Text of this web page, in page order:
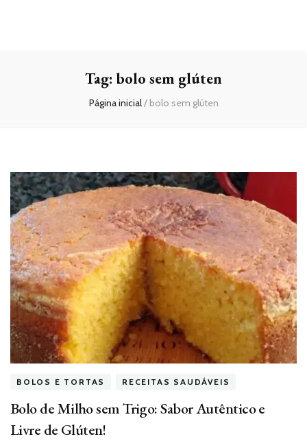
Tag: bolo sem glúten
Página inicial/ bolo sem glúten
BOLOS E TORTAS RECEITAS SAUDÁVEIS
Bolo de Milho sem Trigo: Sabor Autêntico e
Livre de Glúten!